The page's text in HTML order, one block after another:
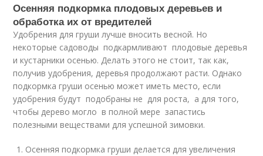
Осенняя подкормка плодовых деревьев и
обработка их от вредителей
Удобрения для груши лучше вносить весной. Но
некоторые садоводы подкармливают плодовые деревья
и кустарники осенью. Делать этого не стоит, так как,
получив удобрения, деревья продолжают расти. Однако
подкормка груши осенью может иметь место, если
удобрения будут подобраны не для роста, а для того,
чтобы дерево могло в полной мере запастись
полезными веществами для успешной зимовки.
Осенняя подкормка груши делается для увеличения